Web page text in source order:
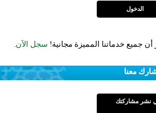
أن جميع خدماتنا المميزة مجانية! سجل الآن
معنا
نشر مشاركتك